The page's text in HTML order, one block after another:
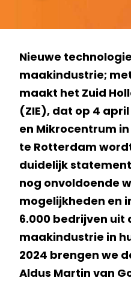
Nieuwe
maakindustrie;
maakt het Zuid
(ZIE), dat op 4
en Mikrocentrum
te Rotterdam
duidelijk
nog onvoldoende
mogelijkheden en
6.000 bedrijven uit
maakindustrie in
2024 brengen we
Aldus Martin van